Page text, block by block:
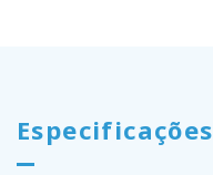
Especificações